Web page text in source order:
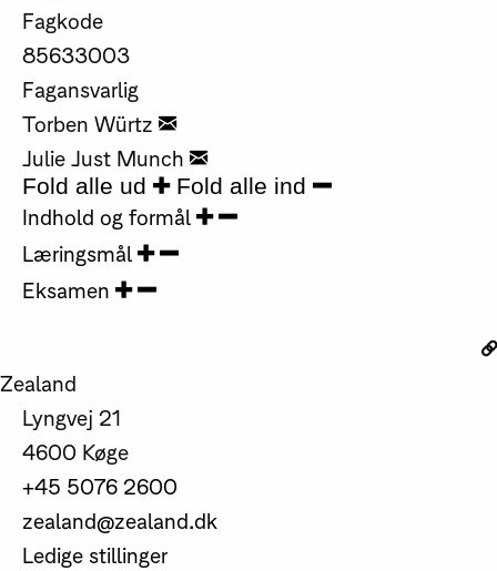
Fagkode
85633003
Fagansvarlig
Torben Würtz
Julie Just Munch
Fold alle ud Fold alle ind
Indhold og formål
Læringsmål
Eksamen
Zealand
Lyngvej 21
4600 Køge
+45 5076 2600
zealand@zealand.dk
Ledige stillinger